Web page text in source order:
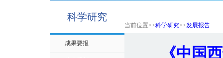
科学研究
当前位置>>科学研究>>发展报告
成果要报
《中国